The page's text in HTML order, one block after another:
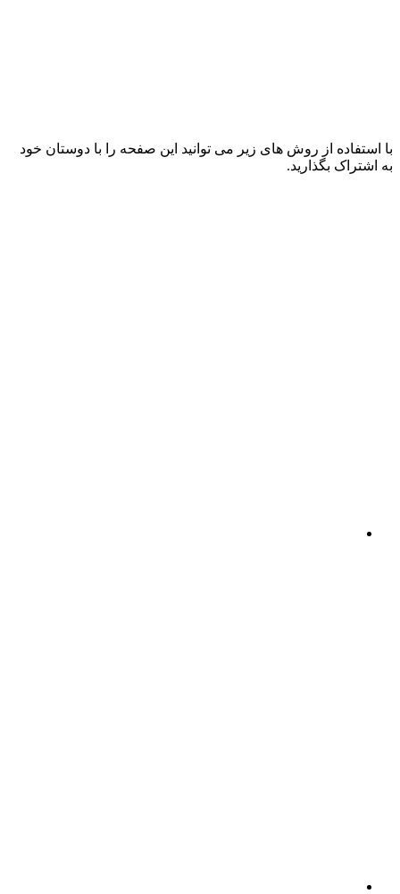
با استفاده از روش های زیر می توانید این صفحه را با دوستان خود
به اشتراک بگذارید.